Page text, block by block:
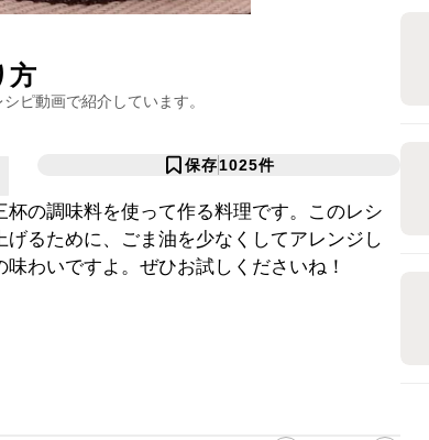
方
ピ動画で紹介しています。
保存1025件
の調味料を使って作る料理です。このレシ
るために、ごま油を少なくしてアレンジし
わいですよ。ぜひお試しくださいね！